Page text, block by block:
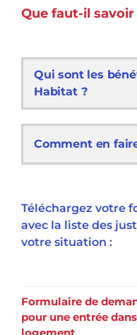
Que faut-il savoir
Qui sont les
Habitat ?
Comment en
Téléchargez votre
avec la liste des
votre situation :
Formulaire de
pour une entrée